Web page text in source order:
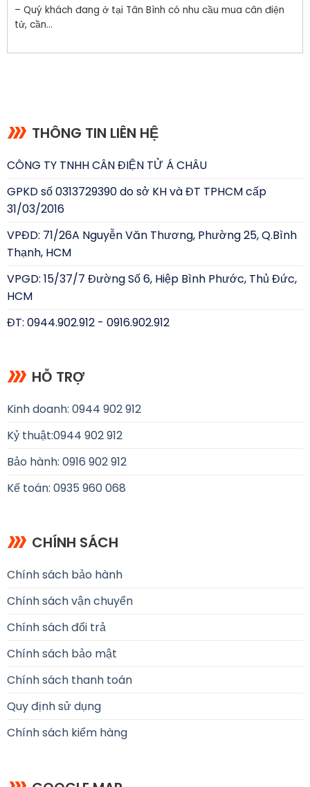
– Quý khách đang ở tại Tân Bình có nhu cầu mua cân điện
tử, cần...
THÔNG TIN LIÊN HỆ
CÔNG TY TNHH CÂN ĐIỆN TỬ Á CHÂU
GPKD số 0313729390 do sở KH và ĐT TPHCM cấp
31/03/2016
VPĐD: 71/26A Nguyễn Văn Thương, Phường 25, Q.Bình
Thạnh, HCM
VPGD: 15/37/7 Đường Số 6, Hiệp Bình Phước, Thủ Đức,
HCM
ĐT: 0944.902.912 - 0916.902.912
HỖ TRỢ
Kinh doanh: 0944 902 912
Kỷ thuật:0944 902 912
Bảo hành: 0916 902 912
Kế toán: 0935 960 068
CHÍNH SÁCH
Chính sách bảo hành
Chính sách vận chuyển
Chính sách đổi trả
Chính sách bảo mật
Chính sách thanh toán
Quy định sử dụng
Chính sách kiểm hàng